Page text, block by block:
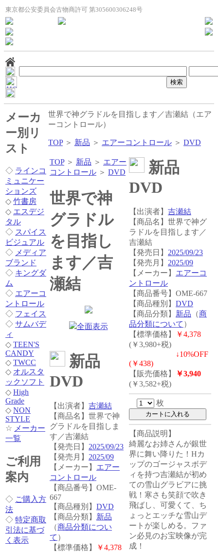
東京都公安委員会古物商許可 第305600306248号
メーカ
ー別リ
スト
◇ ラインコ
ミュニケー
ションズ
◇ 竹書房
◇ エスデジ
タル
◇ スパイス
ビジュアル
◇ メディア
ブランド
◇ キングダ
ム
◇ エアーコ
ントロール
◇ フェイス
◇ サムバデ
ィ
◇ TEEN'S
CANDY
◇ TWCC
◇ オルスタ
ックソフト
◇ High
Grade
◇ NON
STYLE
☆ メーカー
一覧
ご利用
案内
◇ ご購入方
法
◇ 特定商取
引法に基づ
く表示
世界で神グラドルを目指します／吉瀬結（エア
ーコントロール）
TOP＞ 新品 ＞ エアーコントロール ＞ DVD
TOP＞ 新品 ＞ エアー
コントロール ＞ DVD
世界で神
グラドル
を目指し
ます／吉
瀬結
全面表示
新品
DVD
【出演者】 吉瀬結
【商品名】世界で神
グラドルを目指しま
す／吉瀬結
【発売日】 2025/09/23
【発売月】 2025/09
【メーカー】 エアー
コントロール
【商品番号】OME-
667
【商品種別】 DVD
【商品分類】 新品
（商品分類につい
て ）
【標準価格】
￥4,378
新品
DVD
【出演者】 吉瀬結
【商品名】世界で神グ
ラドルを目指します／
吉瀬結
【発売日】 2025/09/23
【発売月】 2025/09
【メーカー】 エアーコ
ントロール
【商品番号】OME-667
【商品種別】 DVD
【商品分類】 新品 （商
品分類について ）
【標準価格】
￥4,378
(￥3,980+税)
↓10%OFF
(￥438)
【販売価格】
￥3,940
(￥3,582+税)
枚
【商品説明】
綺麗なお姉さんが銀世
界に舞い降りた！Hカ
ップのゴージャスボデ
ィを持つ吉瀬結が初め
ての雪山グラビアに挑
戦！寒さも笑顔で吹き
飛ばし、可愛くて、ち
ょっとエッチな雪山デ
ートが楽しめる。ファ
ン必見のお宝映像が完
成！